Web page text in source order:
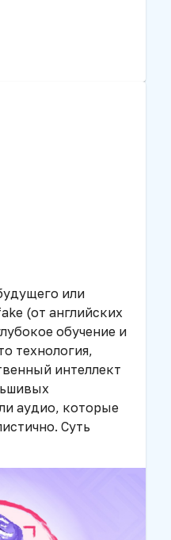
или
(от английских
обучение и
технология,
интеллект
аудио, которые
Суть